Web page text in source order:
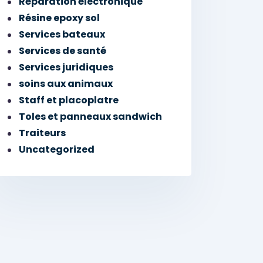
Résine epoxy sol
Services bateaux
Services de santé
Services juridiques
soins aux animaux
Staff et placoplatre
Toles et panneaux sandwich
Traiteurs
Uncategorized